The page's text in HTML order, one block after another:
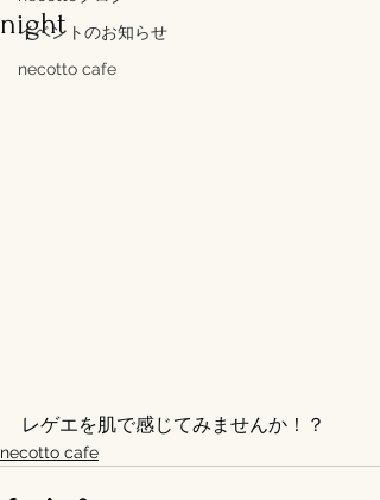
イベントのお知らせ
necotto cafe
night
レゲエを肌で感じてみませんか！？
necotto cafe